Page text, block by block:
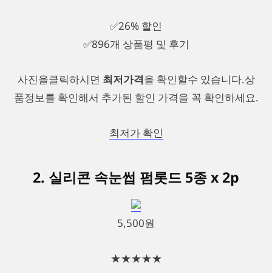
✅26% 할인
✅896개 상품평 및 후기
사진을클릭하시면 최저가격을 확인할수 있습니다.상
품정보를 확인해서 추가된 할인 가격을 꼭 확인하세요.
최저가 확인
2. 실리콘 속눈썹 펌롯드 5종 x 2p
5,500원
★★★★★